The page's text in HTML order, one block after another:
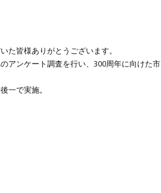
た皆様ありがとうございます。
アンケート調査を行い、300周年に向けた市
一で実施。